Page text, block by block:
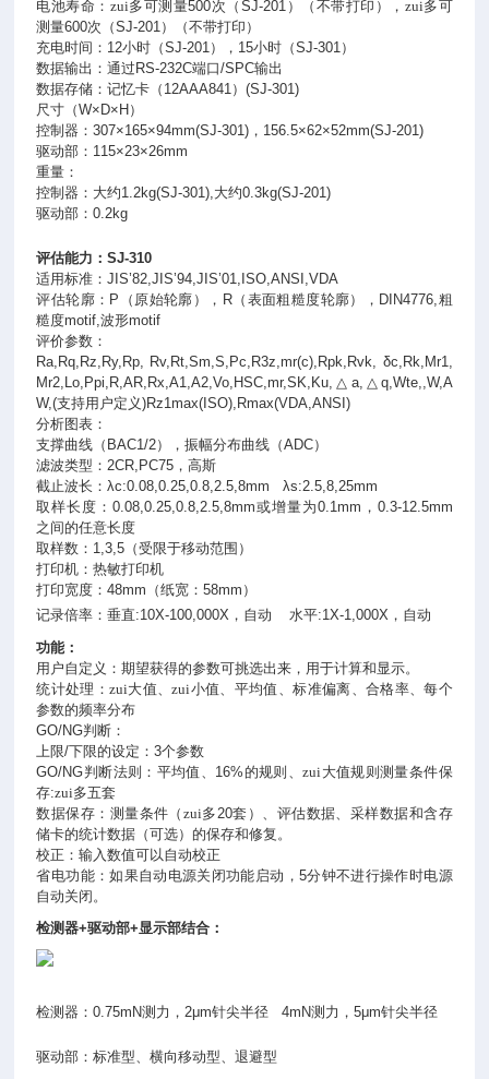
电池寿命：zui多可测量500次（ SJ-201 ）（不带打印），zui多可
测量600次（SJ-201）（不带打印）
充电时间： 12小时（SJ-201）， 15小时（SJ-301）
数据输出：通过 RS-232C端口/SPC输出
数据存储：记忆卡（ 12AAA841）(SJ-301)
尺寸（W×D×H ）
控制器：307×165×94mm(SJ-301) ， 156.5×62×52mm(SJ-201)
驱动部： 115×23×26mm
重量：
控制器：大约1.2kg(SJ-301),大约0.3kg(SJ-201)
驱动部：0.2kg
评估能力：SJ-310
适用标准：JIS’82,JIS’94,JIS’01,ISO,ANSI,VDA
评估轮廓： P （原始轮廓）， R（表面粗糙度轮廓）， DIN4776,粗
糙度motif,波形motif
评价参数：
Ra,Rq,Rz,Ry,Rp, Rv,Rt,Sm,S,Pc,R3z,mr(c),Rpk,Rvk, δc,Rk,Mr1,
Mr2,Lo,Ppi,R,AR,Rx,A1,A2,Vo,HSC,mr,SK,Ku, △ a, △ q,Wte,,W,A
W,(支持用户定义)Rz1max(ISO),Rmax(VDA,ANSI)
分析图表：
支撑曲线（ BAC1/2），振幅分布曲线（ADC）
滤波类型：2CR,PC75 ，高斯
截止波长：λc:0.08,0.25,0.8,2.5,8mm λs:2.5,8,25mm
取样长度：0.08,0.25,0.8,2.5,8mm或增量为0.1mm ， 0.3-12.5mm
之间的任意长度
取样数： 1,3,5 （受限于移动范围）
打印机：热敏打印机
打印宽度：48mm （纸宽：58mm ）
记录倍率：垂直:10X-100,000X ，自动 水平:1X-1,000X ，自动
功能：
用户自定义：期望获得的参数可挑选出来，用于计算和显示。
统计处理：zui大值、zui小值、平均值、标准偏离、合格率、每个
参数的频率分布
GO/NG判断：
上限/下限的设定：3个参数
GO/NG判断法则：平均值、 16% 的规则、zui大值规则测量条件保
存:zui多五套
数据保存：测量条件（zui多20套）、评估数据、采样数据和含存
储卡的统计数据（可选）的保存和修复。
校正：输入数值可以自动校正
省电功能：如果自动电源关闭功能启动， 5分钟不进行操作时电源
自动关闭。
检测器+驱动部+显示部结合：
检测器：0.75mN测力，2μm针尖半径 4mN测力，5μm针尖半径
驱动部：标准型、横向移动型、退避型